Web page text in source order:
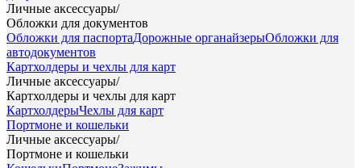
Личные аксессуары/
Обложки для документов
Обложки для паспортаДорожные органайзерыОбложки для
автодокументов
Картхолдеры и чехлы для карт
Личные аксессуары/
Картхолдеры и чехлы для карт
КартхолдерыЧехлы для карт
Портмоне и кошельки
Личные аксессуары/
Портмоне и кошельки